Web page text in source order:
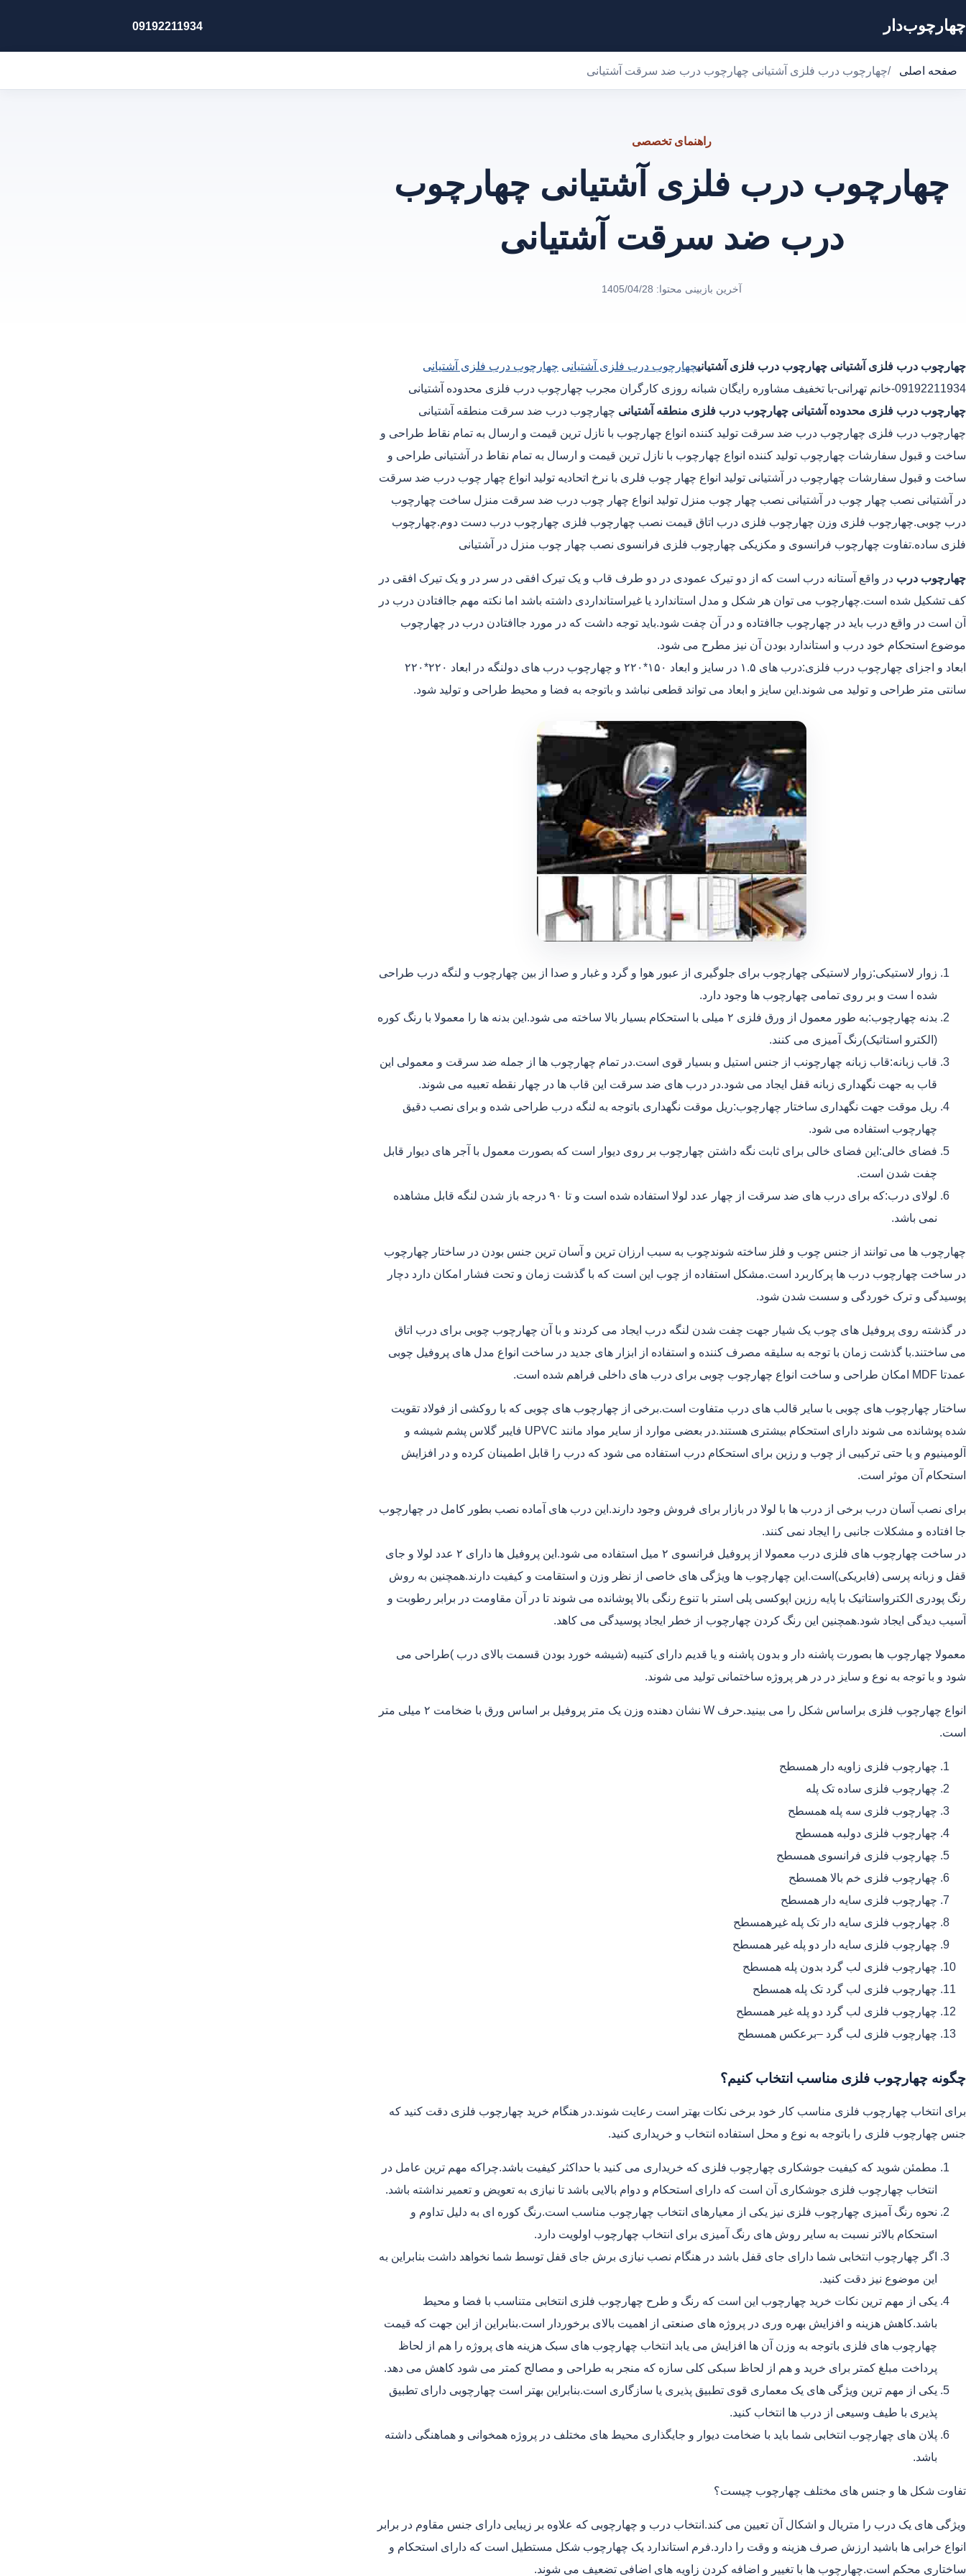
چهارچوب‌دار 09192211934
صفحه اصلی /چهارچوب درب فلزی آشتیانی چهارچوب درب ضد سرقت آشتیانی
راهنمای تخصصی
چهارچوب درب فلزی آشتیانی چهارچوب
درب ضد سرقت آشتیانی
آخرین بازبینی محتوا: 1405/04/28
چهارچوب درب فلزی آشتیانی چهارچوب درب فلزی آشتیانیچهارچوب درب فلزی آشتیانی چهارچوب درب فلزی آشتیانی
09192211934-خانم تهرانی-با تخفیف مشاوره رایگان شبانه روزی کارگران مجرب چهارچوب درب فلزی محدوده آشتیانی
چهارچوب درب فلزی محدوده آشتیانی چهارچوب درب فلزی منطقه آشتیانی چهارچوب درب ضد سرقت منطقه آشتیانی
چهارچوب درب فلزی چهارچوب درب ضد سرقت تولید کننده انواع چهارچوب با نازل ترین قیمت و ارسال به تمام نقاط طراحی و
ساخت و قبول سفارشات چهارچوب تولید کننده انواع چهارچوب با نازل ترین قیمت و ارسال به تمام نقاط در آشتیانی طراحی و
ساخت و قبول سفارشات چهارچوب در آشتیانی تولید انواع چهار چوب فلری با نرخ اتحادیه تولید انواع چهار چوب درب ضد سرقت
در آشتیانی نصب چهار چوب در آشتیانی نصب چهار چوب منزل تولید انواع چهار چوب درب ضد سرقت منزل ساخت چهارچوب
درب چوبی.چهارچوب فلزی وزن چهارچوب فلزی درب اتاق قیمت نصب چهارچوب فلزی چهارچوب درب دست دوم.چهارچوب
فلزی ساده.تفاوت چهارچوب فرانسوی و مکزیکی چهارچوب فلزی فرانسوی نصب چهار چوب منزل در آشتیانی
چهارچوب درب در واقع آستانه درب است که از دو تیرک عمودی در دو طرف قاب و یک تیرک افقی در سر در و یک تیرک افقی در
کف تشکیل شده است.چهارچوب می توان هر شکل و مدل استاندارد یا غیراستانداردی داشته باشد اما نکته مهم جاافتادن درب در
آن است در واقع درب باید در چهارچوب جاافتاده و در آن چفت شود.باید توجه داشت که در مورد جاافتادن درب در چهارچوب
موضوع استحکام خود درب و استاندارد بودن آن نیز مطرح می شود.
ابعاد و اجزای چهارچوب درب فلزی:درب های ۱.۵ در سایز و ابعاد ۱۵۰*۲۲۰ و چهارچوب درب های دولنگه در ابعاد ۲۲۰*۲۲۰
سانتی متر طراحی و تولید می شوند.این سایز و ابعاد می تواند قطعی نباشد و باتوجه به فضا و محیط طراحی و تولید شود.
زوار لاستیکی:زوار لاستیکی چهارچوب برای جلوگیری از عبور هوا و گرد و غبار و صدا از بین چهارچوب و لنگه درب طراحی
شده ا ست و بر روی تمامی چهارچوب ها وجود دارد.
بدنه چهارچوب:به طور معمول از ورق فلزی ۲ میلی با استحکام بسیار بالا ساخته می شود.این بدنه ها را معمولا با رنگ کوره
(الکترو استاتیک)رنگ آمیزی می کنند.
قاب زبانه:قاب زبانه چهارچونب از جنس استیل و بسیار قوی است.در تمام چهارچوب ها از جمله ضد سرقت و معمولی این
قاب به جهت نگهداری زبانه قفل ایجاد می شود.در درب های ضد سرقت این قاب ها در چهار نقطه تعبیه می شوند.
ریل موقت جهت نگهداری ساختار چهارچوب:ریل موقت نگهداری باتوجه به لنگه درب طراحی شده و برای نصب دقیق
چهارچوب استفاده می شود.
فضای خالی:این فضای خالی برای ثابت نگه داشتن چهارچوب بر روی دیوار است که بصورت معمول با آجر های دیوار قابل
چفت شدن است.
لولای درب:که برای درب های ضد سرقت از چهار عدد لولا استفاده شده است و تا ۹۰ درجه باز شدن لنگه قابل مشاهده
نمی باشد.
چهارچوب ها می توانند از جنس چوب و فلز ساخته شوندچوب به سبب ارزان ترین و آسان ترین جنس بودن در ساختار چهارچوب
در ساخت چهارچوب درب ها پرکاربرد است.مشکل استفاده از چوب این است که با گذشت زمان و تحت فشار امکان دارد دچار
پوسیدگی و ترک خوردگی و سست شدن شود.
در گذشته روی پروفیل های چوب یک شیار جهت چفت شدن لنگه درب ایجاد می کردند و با آن چهارچوب چوبی برای درب اتاق
می ساختند.با گذشت زمان با توجه به سلیقه مصرف کننده و استفاده از ابزار های جدید در ساخت انواع مدل های پروفیل چوبی
عمدتا MDF امکان طراحی و ساخت انواع چهارچوب چوبی برای درب های داخلی فراهم شده است.
ساختار چهارچوب های چوبی با سایر قالب های درب متفاوت است.برخی از چهارچوب های چوبی که با روکشی از فولاد تقویت
شده پوشانده می شوند دارای استحکام بیشتری هستند.در بعضی موارد از سایر مواد مانند UPVC فایبر گلاس پشم شیشه و
آلومینیوم و یا حتی ترکیبی از چوب و رزین برای استحکام درب استفاده می شود که درب را قابل اطمینان کرده و در افزایش
استحکام آن موثر است.
برای نصب آسان درب برخی از درب ها با لولا در بازار برای فروش وجود دارند.این درب های آماده نصب بطور کامل در چهارچوب
جا افتاده و مشکلات جانبی را ایجاد نمی کنند.
در ساخت چهارچوب های فلزی درب معمولا از پروفیل فرانسوی ۲ میل استفاده می شود.این پروفیل ها دارای ۲ عدد لولا و جای
قفل و زبانه پرسی (فابریکی)است.این چهارچوب ها ویژگی های خاصی از نظر وزن و استقامت و کیفیت دارند.همچنین به روش
رنگ پودری الکترواستاتیک با پایه رزین اپوکسی پلی استر با تنوع رنگی بالا پوشانده می شوند تا در آن مقاومت در برابر رطوبت و
آسیب دیدگی ایجاد شود.همچنین این رنگ کردن چهارچوب از خطر ایجاد پوسیدگی می کاهد.
معمولا چهارچوب ها بصورت پاشنه دار و بدون پاشنه و یا قدیم دارای کتیبه (شیشه خورد بودن قسمت بالای درب )طراحی می
شود و با توجه به نوع و سایز در در هر پروژه ساختمانی تولید می شوند.
انواع چهارچوب فلزی براساس شکل را می بینید.حرف W نشان دهنده وزن یک متر پروفیل بر اساس ورق با ضخامت ۲ میلی متر
است.
چهارچوب فلزی زاویه دار همسطح
چهارچوب فلزی ساده تک پله
چهارچوب فلزی سه پله همسطح
چهارچوب فلزی دولبه همسطح
چهارچوب فلزی فرانسوی همسطح
چهارچوب فلزی خم بالا همسطح
چهارچوب فلزی سایه دار همسطح
چهارچوب فلزی سایه دار تک پله غیرهمسطح
چهارچوب فلزی سایه دار دو پله غیر همسطح
چهارچوب فلزی لب گرد بدون پله همسطح
چهارچوب فلزی لب گرد تک پله همسطح
چهارچوب فلزی لب گرد دو پله غیر همسطح
چهارچوب فلزی لب گرد –برعکس همسطح
چگونه چهارچوب فلزی مناسب انتخاب کنیم؟
برای انتخاب چهارچوب فلزی مناسب کار خود برخی نکات بهتر است رعایت شوند.در هنگام خرید چهارچوب فلزی دقت کنید که
جنس چهارچوب فلزی را باتوجه به نوع و محل استفاده انتخاب و خریداری کنید.
مطمئن شوید که کیفیت جوشکاری چهارچوب فلزی که خریداری می کنید با حداکثر کیفیت باشد.چراکه مهم ترین عامل در
انتخاب چهارچوب فلزی جوشکاری آن است که دارای استحکام و دوام بالایی باشد تا نیازی به تعویض و تعمیر نداشته باشد.
نحوه رنگ آمیزی چهارچوب فلزی نیز یکی از معیارهای انتخاب چهارچوب مناسب است.رنگ کوره ای به دلیل تداوم و
استحکام بالاتر نسبت به سایر روش های رنگ آمیزی برای انتخاب چهارچوب اولویت دارد.
اگر چهارچوب انتخابی شما دارای جای قفل باشد در هنگام نصب نیازی برش جای قفل توسط شما نخواهد داشت بنابراین به
این موضوع نیز دقت کنید.
یکی از مهم ترین نکات خرید چهارچوب این است که رنگ و طرح چهارچوب فلزی انتخابی متناسب با فضا و محیط
باشد.کاهش هزینه و افزایش بهره وری در پروژه های صنعتی از اهمیت بالای برخوردار است.بنابراین از این جهت که قیمت
چهارچوب های فلزی باتوجه به وزن آن ها افزایش می یابد انتخاب چهارچوب های سبک هزینه های پروژه را هم از لحاظ
پرداخت مبلغ کمتر برای خرید و هم از لحاظ سبکی کلی سازه که منجر به طراحی و مصالح کمتر می شود کاهش می دهد.
یکی از مهم ترین ویژگی های یک معماری قوی تطبیق پذیری یا سازگاری است.بنابراین بهتر است چهارچوبی دارای تطبیق
پذیری با طیف وسیعی از درب ها انتخاب کنید.
پلان های چهارچوب انتخابی شما باید با ضخامت دیوار و جایگذاری محیط های مختلف در پروژه همخوانی و هماهنگی داشته
باشد.
تفاوت شکل ها و جنس های مختلف چهارچوب چیست؟
ویژگی های یک درب را متریال و اشکال آن تعیین می کند.انتخاب درب و چهارچوبی که علاوه بر زیبایی دارای جنس مقاوم در برابر
انواع خرابی ها باشید ارزش صرف هزینه و وقت را دارد.فرم استاندارد یک چهارچوب شکل مستطیل است که دارای استحکام و
ساختاری محکم است.چهارچوب ها با تغییر و اضافه کردن زاویه های اضافی تضعیف می شوند.